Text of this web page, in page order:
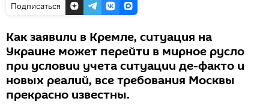
Подписаться
Как заявили в Кремле, ситуация на
Украине может перейти в мирное русло
при условии учета ситуации де-факто и
новых реалий, все требования Москвы
прекрасно известны.